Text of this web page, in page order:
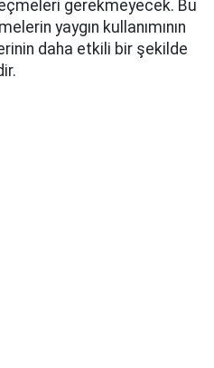
gerekmeyecek. Bu
yaygın kullanımının
daha etkili bir şekilde